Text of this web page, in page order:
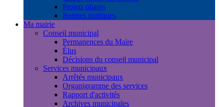
Projets phares
Bonnes pratiques
Ma mairie
Conseil municipal
Permanences du Maire
Élus
Décisions du conseil municipal
Services municipaux
Arrêtés municipaux
Organigramme des services
Rapport d'activités
Archives municipales